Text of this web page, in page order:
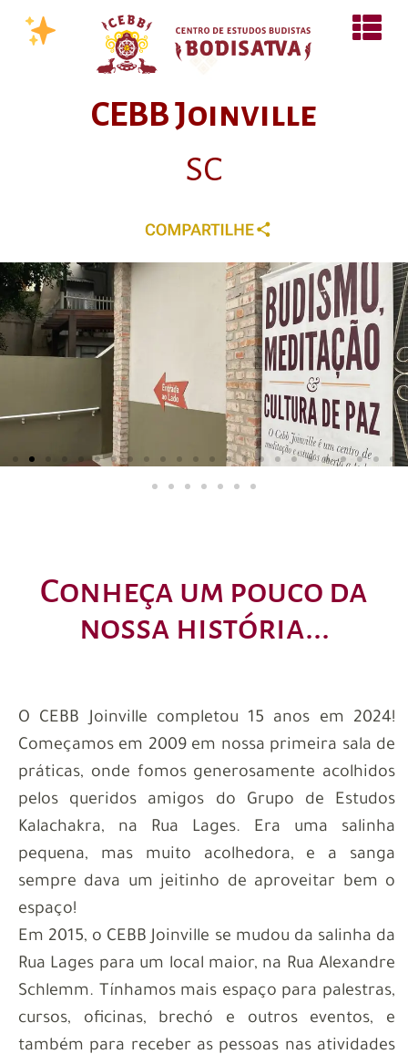
CEBB Joinville
SC
Conheça um pouco da
nossa história...
O CEBB Joinville completou 15 anos em 2024!
Começamos em 2009 em nossa primeira sala de
práticas, onde fomos generosamente acolhidos
pelos queridos amigos do Grupo de Estudos
Kalachakra, na Rua Lages. Era uma salinha
pequena, mas muito acolhedora, e a sanga
sempre dava um jeitinho de aproveitar bem o
espaço!
Em 2015, o CEBB Joinville se mudou da salinha da
Rua Lages para um local maior, na Rua Alexandre
Schlemm. Tínhamos mais espaço para palestras,
cursos, oficinas, brechó e outros eventos, e
também para receber as pessoas nas atividades